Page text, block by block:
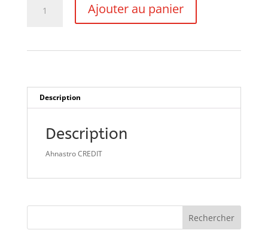
Ajouter au panier
Description
Description
Ahnastro CREDIT